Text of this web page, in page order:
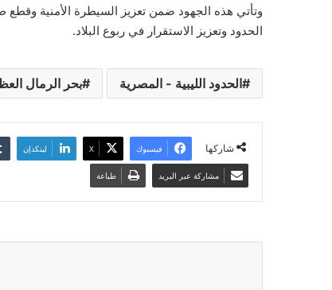
وتأتي هذه الجهود ضمن تعزيز السيطرة الأمنية
الحدود وتعزيز الاستقرار في ربوع البلاد.
الحدود الليبية - المصرية بحر الرمال
شاركها فيسبوك ‫X لينكدإن
مشاركة عبر البريد طباعة